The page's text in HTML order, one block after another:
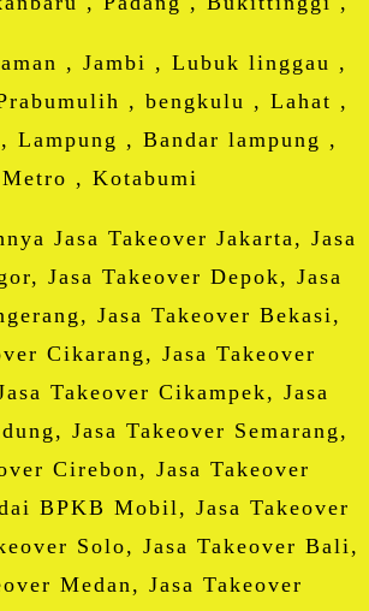
, Jambi , Lubuk linggau ,
, bengkulu , Lahat ,
Lampung , Bandar lampung ,
Metro , Kotabumi
Jasa Takeover Jakarta, Jasa
Jasa Takeover Depok, Jasa
Jasa Takeover Bekasi,
Cikarang, Jasa Takeover
Takeover Cikampek, Jasa
Jasa Takeover Semarang,
Cirebon, Jasa Takeover
BPKB Mobil, Jasa Takeover
Solo, Jasa Takeover Bali,
Medan, Jasa Takeover